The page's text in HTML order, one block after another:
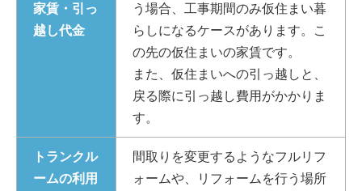
家賃・引っ
越し代金
う場合、工事期間のみ仮住まい暮
らしになるケースがあります。こ
の先の仮住まいの家賃です。
また、仮住まいへの引っ越しと、
戻る際に引っ越し費用がかかりま
す。
トランクル
ームの利用
間取りを変更するようなフルリフ
ォームや、リフォームを行う場所